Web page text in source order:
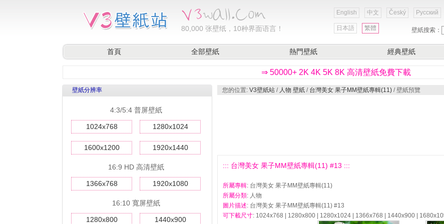
80,000 张壁纸，10种界面语言！
English 中文 Český Русский
日本語 繁體 壁紙搜索：
首頁 全部壁紙 熱門壁紙 經典壁紙
⇒ 50000+ 2K 4K 5K 8K 高清壁紙免費下載
壁紙分辨率
4:3/5:4 普屏壁紙
1024x768 1280x1024
1600x1200 1920x1440
16:9 HD 高清壁紙
1366x768 1920x1080
16:10 寬屏壁紙
1280x800 1440x900
您的位置: V3壁紙站 / 人物 壁紙 / 台灣美女 果子MM壁紙專輯(11) / 壁紙預覽
::: 台灣美女 果子MM壁紙專輯(11) #13 :::
所屬專輯: 台灣美女 果子MM壁紙專輯(11)
所屬分類: 人物
圖片描述: 台灣美女 果子MM壁紙專輯(11) #13
可下載尺寸: 1024x768 | 1280x800 | 1280x1024 | 1366x768 | 1440x900 |